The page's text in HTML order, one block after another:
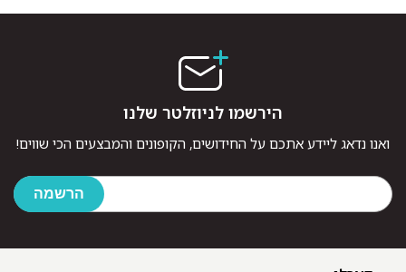
הירשמו לניוזלטר שלנו
ואנו נדאג ליידע אתכם על החידושים, הקופונים והמבצעים הכי שווים!